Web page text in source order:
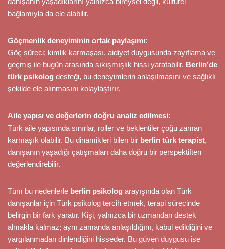
bağlamıyla da ele alabilir.
Göçmenlik deneyiminin ortak paylaşımı:
Göç süreci; kimlik karmaşası, aidiyet duygusunda zayıflama ve
geçmiş ile bugün arasında sıkışmışlık hissi yaratabilir. Berlin’de
türk psikolog desteği, bu deneyimlerin anlaşılmasını ve sağlıklı
şekilde ele alınmasını kolaylaştırır.
Aile yapısı ve değerlerin doğru analiz edilmesi:
Türk aile yapısında sınırlar, roller ve beklentiler çoğu zaman
karmaşık olabilir. Bu dinamikleri bilen bir berlin türk terapist,
danışanın yaşadığı çatışmaları daha doğru bir perspektiften
değerlendirebilir.
Tüm bu nedenlerle berlin psikolog arayışında olan Türk
danışanlar için Türk psikolog tercih etmek, terapi sürecinde
belirgin bir fark yaratır. Kişi, yalnızca bir uzmandan destek
almakla kalmaz; aynı zamanda anlaşıldığını, kabul edildiğini ve
yargılanmadan dinlendiğini hisseder. Bu güven duygusu ise